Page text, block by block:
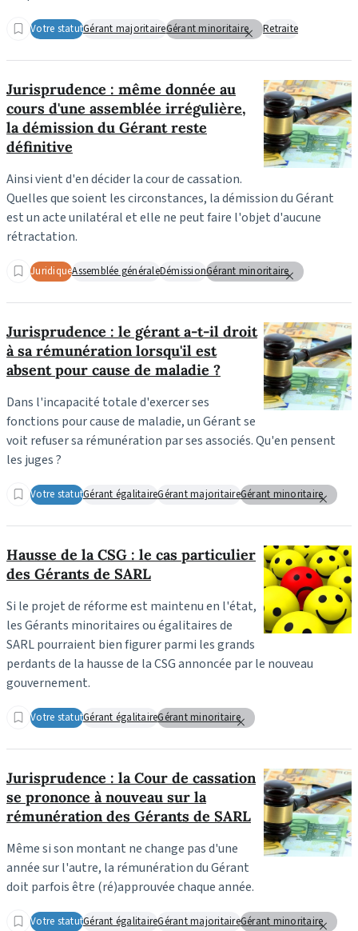
Votre statutGérant majoritaireGérant minoritaire Retraite
Jurisprudence : même donnée au
cours d'une assemblée irrégulière,
la démission du Gérant reste
définitive
Ainsi vient d'en décider la cour de cassation.
Quelles que soient les circonstances, la démission du Gérant
est un acte unilatéral et elle ne peut faire l'objet d'aucune
rétractation.
JuridiqueAssemblée généraleDémissionGérant minoritaire
Jurisprudence : le gérant a-t-il droit
à sa rémunération lorsqu'il est
absent pour cause de maladie ?
Dans l'incapacité totale d'exercer ses
fonctions pour cause de maladie, un Gérant se
voit refuser sa rémunération par ses associés. Qu'en pensent
les juges ?
Votre statutGérant égalitaireGérant majoritaireGérant minoritaire
Hausse de la CSG : le cas particulier
des Gérants de SARL
Si le projet de réforme est maintenu en l'état,
les Gérants minoritaires ou égalitaires de
SARL pourraient bien figurer parmi les grands
perdants de la hausse de la CSG annoncée par le nouveau
gouvernement.
Votre statutGérant égalitaireGérant minoritaire
Jurisprudence : la Cour de cassation
se prononce à nouveau sur la
rémunération des Gérants de SARL
Même si son montant ne change pas d'une
année sur l'autre, la rémunération du Gérant
doit parfois être (ré)approuvée chaque année.
Votre statutGérant égalitaireGérant majoritaireGérant minoritaire